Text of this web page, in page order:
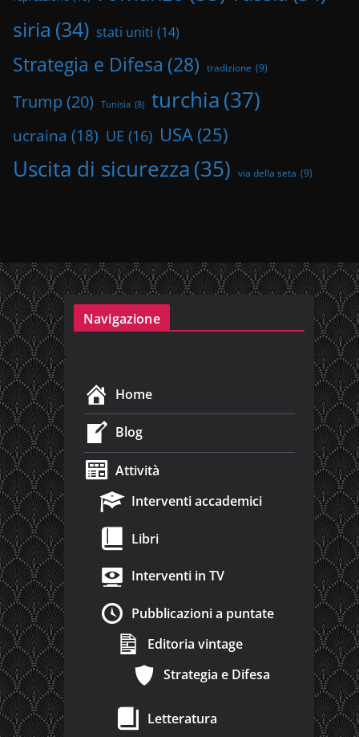
siria (34) stati uniti (14)
Strategia e Difesa (28) tradizione (9)
Trump (20) Tunisia (8) turchia(37)
ucraina (18) UE (16) USA (25)
Uscita di sicurezza(35) via della seta (9)
Navigazione
Home
Blog
Attività
Interventi accademici
Libri
Interventi in TV
Pubblicazioni a puntate
Editoria vintage
Strategia e Difesa
Letteratura